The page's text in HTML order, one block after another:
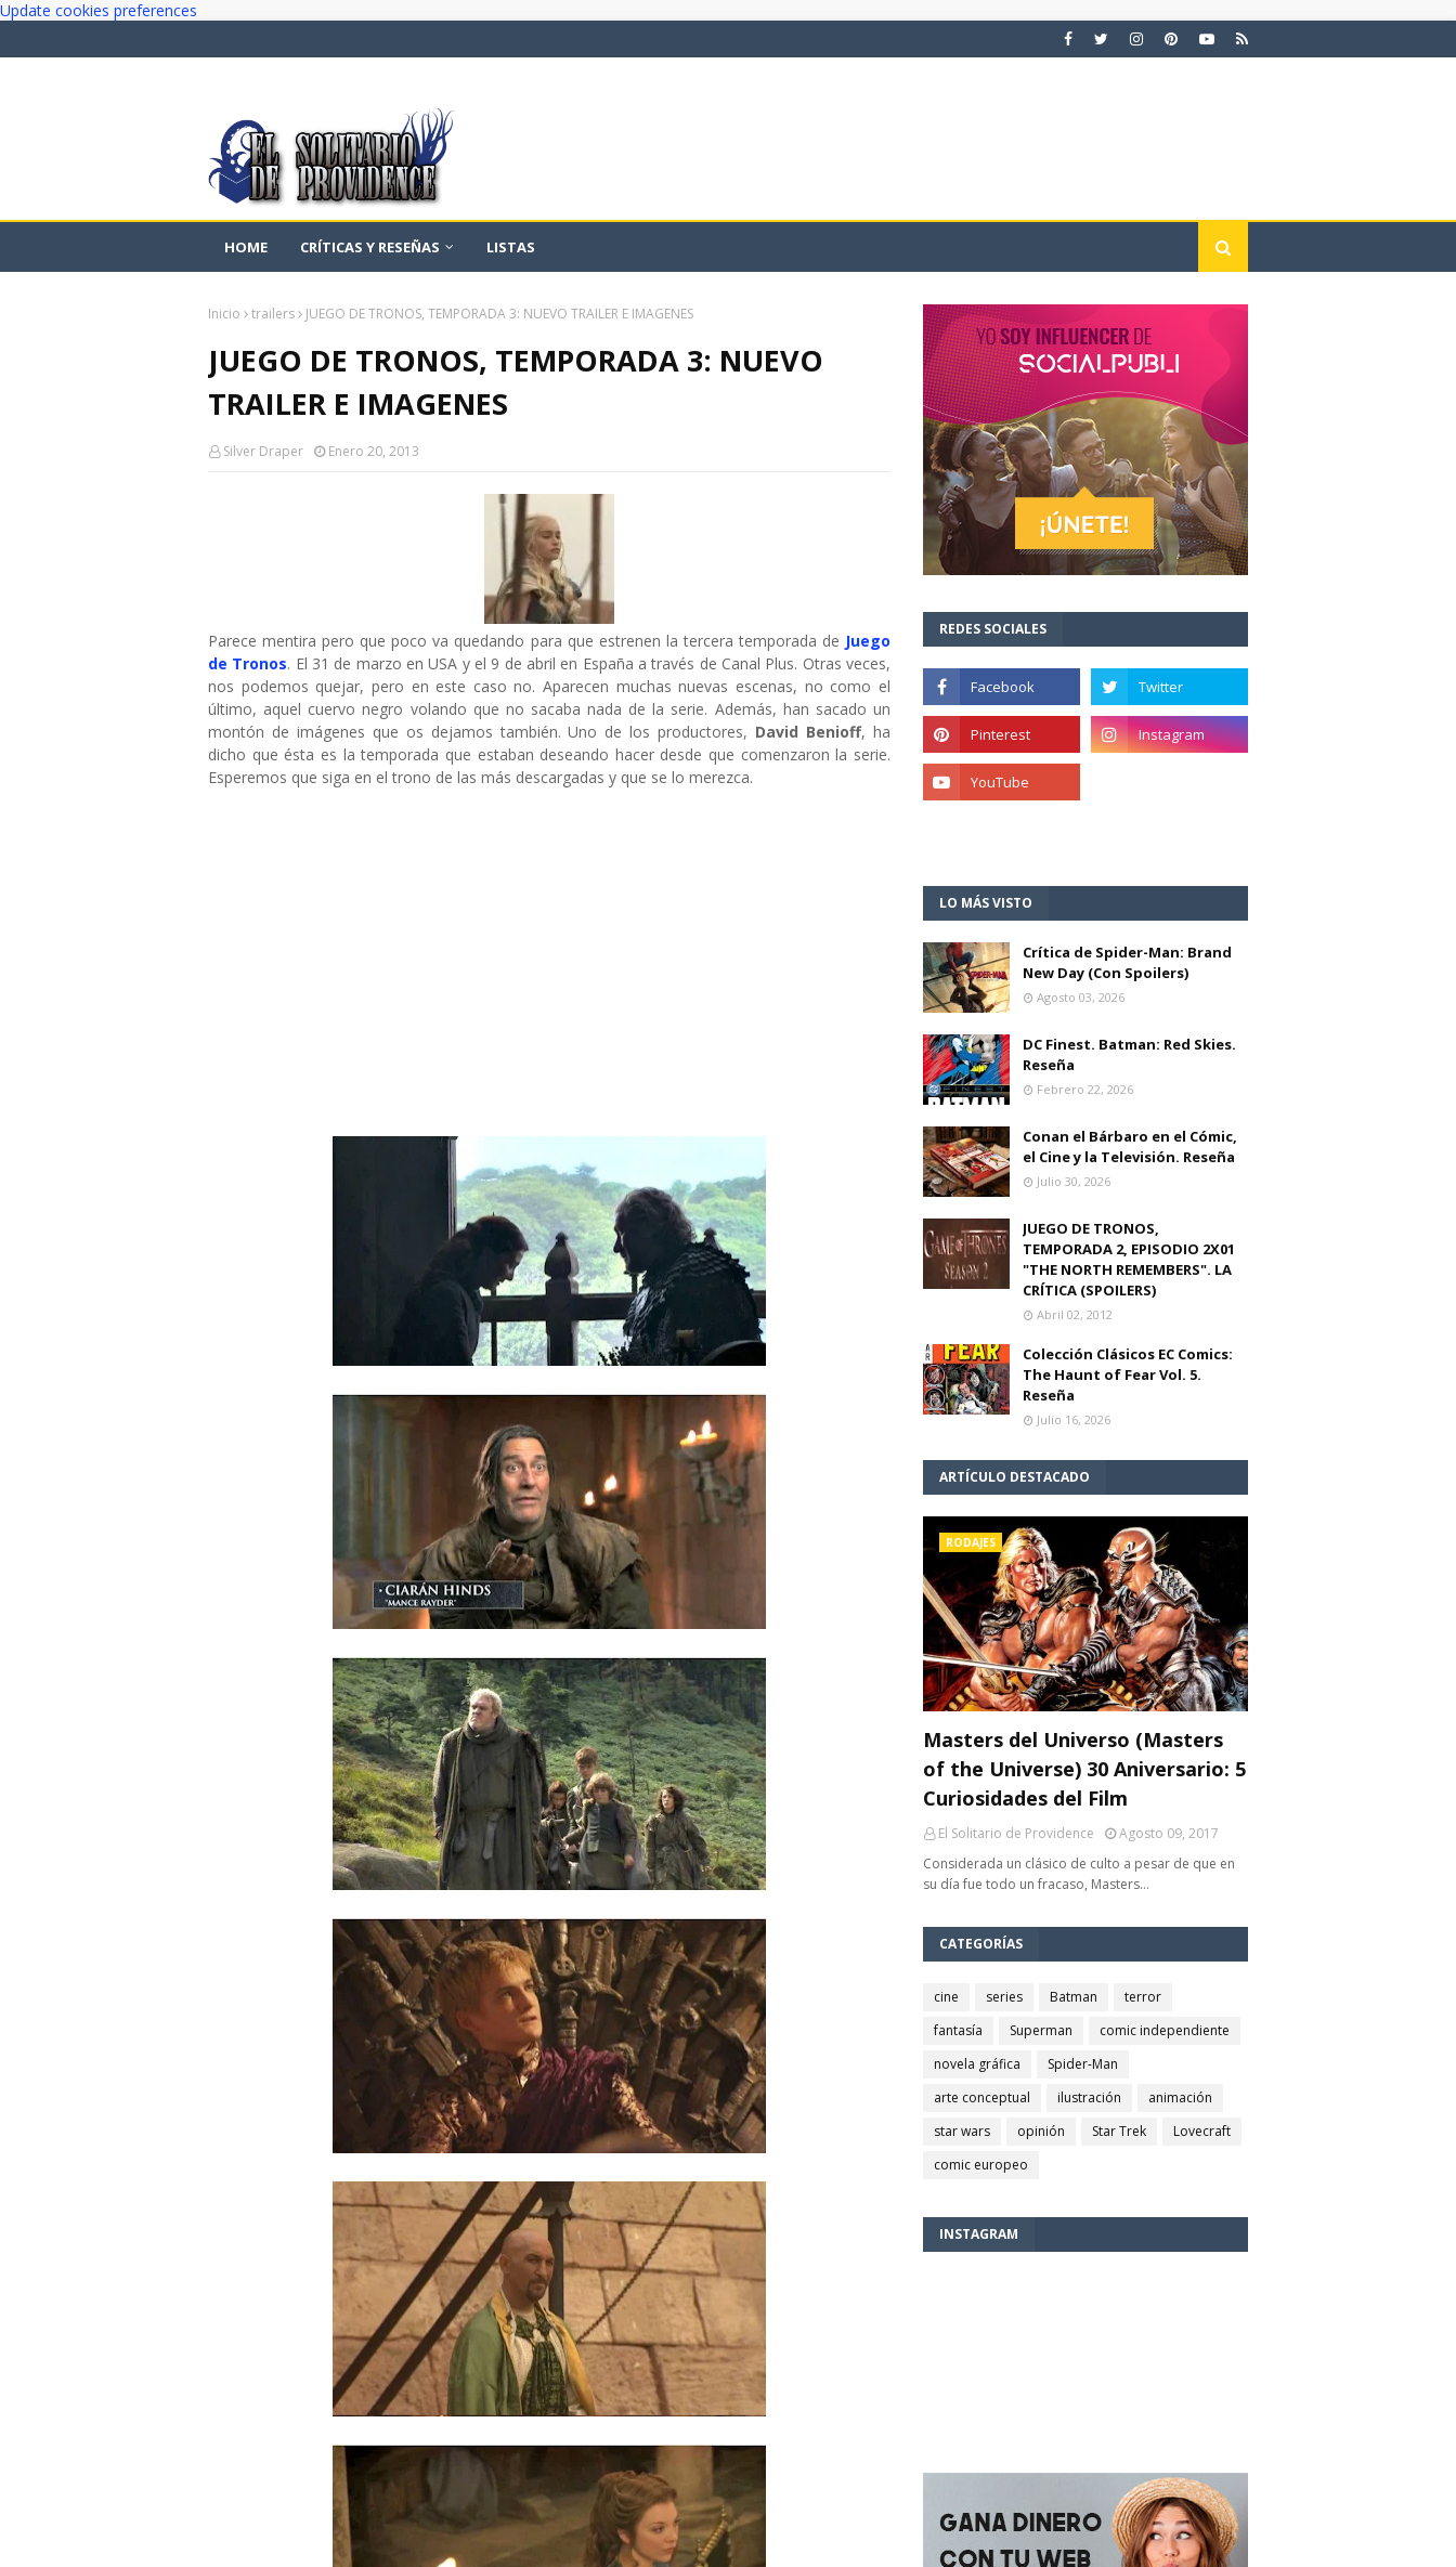
Update cookies preferences
HOME CRÍTICAS Y RESEÑAS LISTAS
Inicio trailers JUEGO DE TRONOS, TEMPORADA 3: NUEVO TRAILER E IMAGENES
JUEGO DE TRONOS, TEMPORADA 3: NUEVO
TRAILER E IMAGENES
Silver Draper Enero 20, 2013
Parece mentira pero que poco va quedando para que estrenen la tercera temporada de Juego
de Tronos. El 31 de marzo en USA y el 9 de abril en España a través de Canal Plus. Otras veces,
nos podemos quejar, pero en este caso no. Aparecen muchas nuevas escenas, no como el
último, aquel cuervo negro volando que no sacaba nada de la serie. Además, han sacado un
montón de imágenes que os dejamos también. Uno de los productores, David Benioff, ha
dicho que ésta es la temporada que estaban deseando hacer desde que comenzaron la serie.
Esperemos que siga en el trono de las más descargadas y que se lo merezca.
REDES SOCIALES
LO MÁS VISTO
Crítica de Spider-Man: Brand
New Day (Con Spoilers)
Agosto 03, 2026
DC Finest. Batman: Red Skies.
Reseña
Febrero 22, 2026
Conan el Bárbaro en el Cómic,
el Cine y la Televisión. Reseña
Julio 30, 2026
JUEGO DE TRONOS,
TEMPORADA 2, EPISODIO 2X01
"THE NORTH REMEMBERS". LA
CRÍTICA (SPOILERS)
Abril 02, 2012
Colección Clásicos EC Comics:
The Haunt of Fear Vol. 5.
Reseña
Julio 16, 2026
ARTÍCULO DESTACADO
RODAJES
Masters del Universo (Masters
of the Universe) 30 Aniversario: 5
Curiosidades del Film
El Solitario de Providence
Agosto 09, 2017
Considerada un clásico de culto a pesar de que en
su día fue todo un fracaso, Masters…
CATEGORÍAS
cine series Batman
terror
fantasía
Superman
comic independiente
novela gráfica
Spider-Man
arte conceptual
ilustración
animación
star wars
opinión Star Trek
Lovecraft
comic europeo
INSTAGRAM